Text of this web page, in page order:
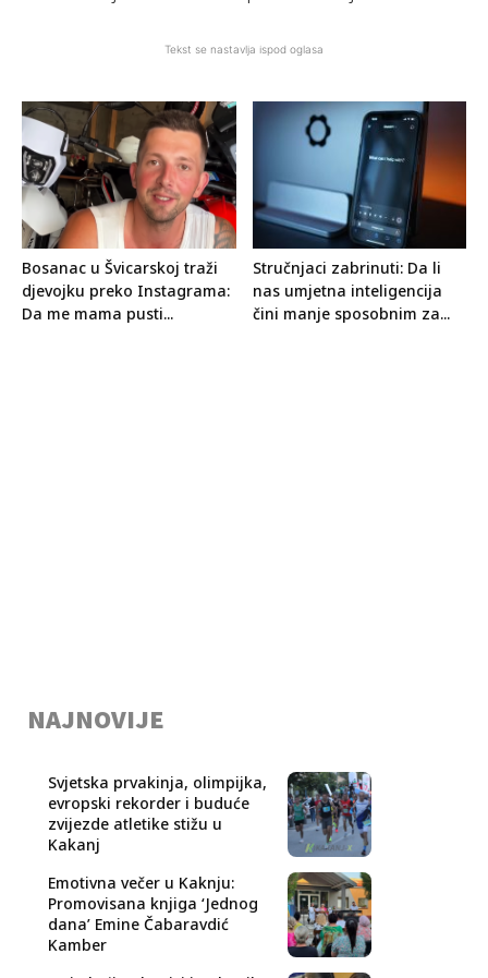
Tekst se nastavlja ispod oglasa
Bosanac u Švicarskoj traži
djevojku preko Instagrama:
Da me mama pusti...
Stručnjaci zabrinuti: Da li
nas umjetna inteligencija
čini manje sposobnim za...
NAJNOVIJE
Svjetska prvakinja, olimpijka,
evropski rekorder i buduće
zvijezde atletike stižu u
Kakanj
Emotivna večer u Kaknju:
Promovisana knjiga ‘Jednog
dana’ Emine Čabaravdić
Kamber